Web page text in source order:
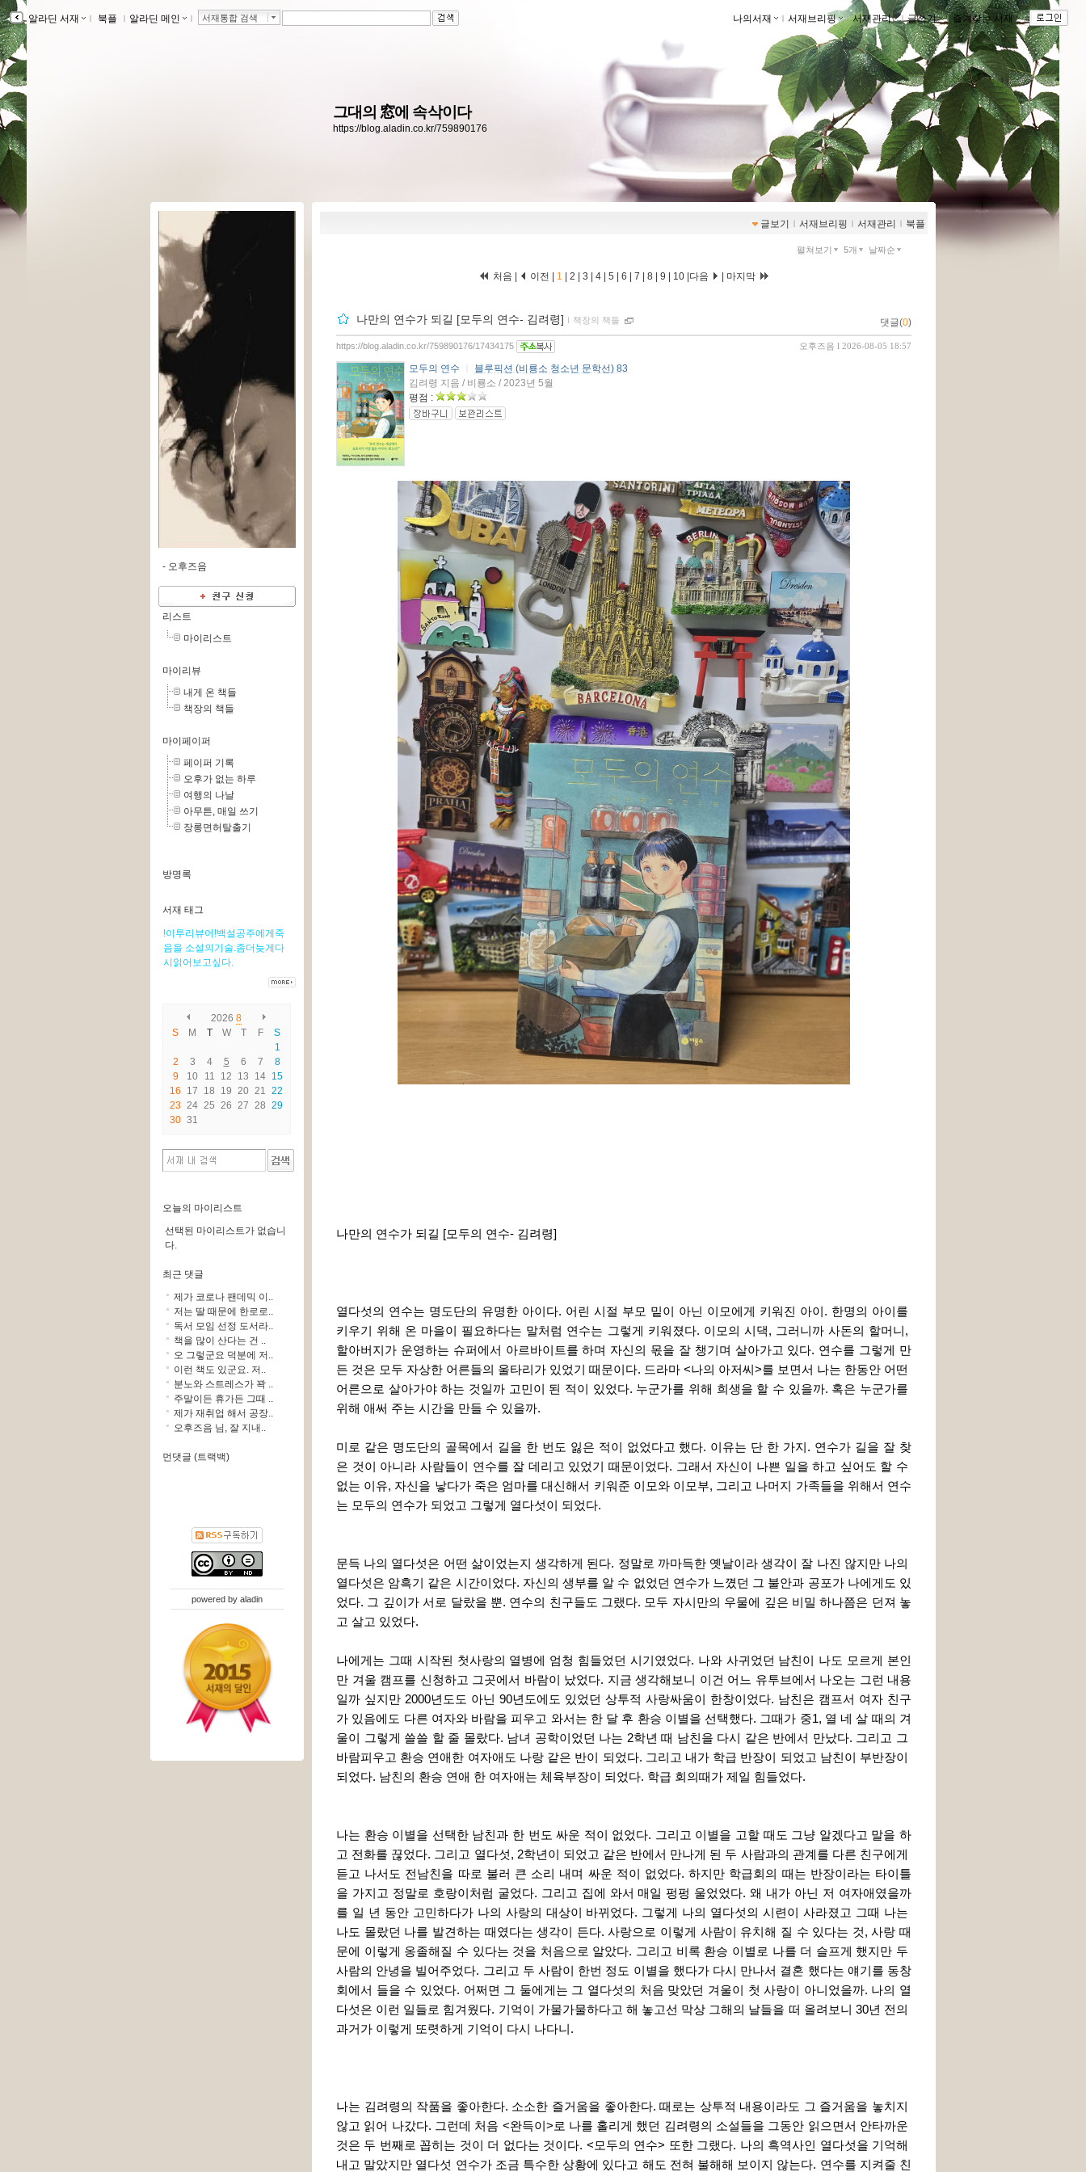
알라딘 서재 ｌ 북플 ｌ 알라딘 메인 ｌ 서재통합 검색 나의서재 ｌ 서재브리핑 ｌ서재관리 ｌ글쓰기 ｌ 즐겨찾는 서재 ｌ
그대의 窓에 속삭이다
https://blog.aladin.co.kr/759890176
글보기 ｌ 서재브리핑 ｌ 서재관리 ｌ 북플
펼쳐보기 5개 날짜순
처음 | 이전 | 1 2 3 4 5 6 7 8 9 10 다음 마지막
나만의 연수가 되길 [모두의 연수- 김려령] ｌ 책장의 책들 댓글(0)
오후즈음 l 2026-08-05 18:57
https://blog.aladin.co.kr/759890176/17434175
모두의 연수
블루픽션 (비룡소 청소년 문학선) 83
김려령 지음 / 비룡소 / 2023년 5월
평점 :
나만의 연수가 되길 [모두의 연수- 김려령]
열다섯의 연수는 명도단의 유명한 아이다. 어린 시절 부모 밑이 아닌 이모에게 키워진 아이. 한명의 아이를
키우기 위해 온 마을이 필요하다는 말처럼 연수는 그렇게 키워졌다. 이모의 시댁, 그러니까 사돈의 할머니,
할아버지가 운영하는 슈퍼에서 아르바이트를 하며 자신의 몫을 잘 챙기며 살아가고 있다. 연수를 그렇게 만
든 것은 모두 자상한 어른들의 울타리가 있었기 때문이다. 드라마 <나의 아저씨>를 보면서 나는 한동안 어떤
어른으로 살아가야 하는 것일까 고민이 된 적이 있었다. 누군가를 위해 희생을 할 수 있을까. 혹은 누군가를
위해 애써 주는 시간을 만들 수 있을까.
미로 같은 명도단의 골목에서 길을 한 번도 잃은 적이 없었다고 했다. 이유는 단 한 가지. 연수가 길을 잘 찾
은 것이 아니라 사람들이 연수를 잘 데리고 있었기 때문이었다. 그래서 자신이 나쁜 일을 하고 싶어도 할 수
없는 이유, 자신을 낳다가 죽은 엄마를 대신해서 키워준 이모와 이모부, 그리고 나머지 가족들을 위해서 연수
는 모두의 연수가 되었고 그렇게 열다섯이 되었다.
문득 나의 열다섯은 어떤 삶이었는지 생각하게 된다. 정말로 까마득한 옛날이라 생각이 잘 나진 않지만 나의
열다섯은 암흑기 같은 시간이었다. 자신의 생부를 알 수 없었던 연수가 느꼈던 그 불안과 공포가 나에게도 있
었다. 그 깊이가 서로 달랐을 뿐. 연수의 친구들도 그랬다. 모두 자시만의 우물에 깊은 비밀 하나쯤은 던져 놓
고 살고 있었다.
나에게는 그때 시작된 첫사랑의 열병에 엄청 힘들었던 시기였었다. 나와 사귀었던 남친이 나도 모르게 본인
만 겨울 캠프를 신청하고 그곳에서 바람이 났었다. 지금 생각해보니 이건 어느 유투브에서 나오는 그런 내용
일까 싶지만 2000년도도 아닌 90년도에도 있었던 상투적 사랑싸움이 한창이었다. 남친은 캠프서 여자 친구
가 있음에도 다른 여자와 바람을 피우고 와서는 한 달 후 환승 이별을 선택했다. 그때가 중1, 열 네 살 때의 겨
울이 그렇게 쓸쓸 할 줄 몰랐다. 남녀 공학이었던 나는 2학년 때 남친을 다시 같은 반에서 만났다. 그리고 그
바람피우고 환승 연애한 여자애도 나랑 같은 반이 되었다. 그리고 내가 학급 반장이 되었고 남친이 부반장이
되었다. 남친의 환승 연애 한 여자애는 체육부장이 되었다. 학급 회의때가 제일 힘들었다.
나는 환승 이별을 선택한 남친과 한 번도 싸운 적이 없었다. 그리고 이별을 고할 때도 그냥 알겠다고 말을 하
고 전화를 끊었다. 그리고 열다섯, 2학년이 되었고 같은 반에서 만나게 된 두 사람과의 관계를 다른 친구에게
듣고 나서도 전남친을 따로 불러 큰 소리 내며 싸운 적이 없었다. 하지만 학급회의 때는 반장이라는 타이틀
을 가지고 정말로 호랑이처럼 굴었다. 그리고 집에 와서 매일 펑펑 울었었다. 왜 내가 아닌 저 여자애였을까
를 일 년 동안 고민하다가 나의 사랑의 대상이 바뀌었다. 그렇게 나의 열다섯의 시련이 사라졌고 그때 나는
나도 몰랐던 나를 발견하는 때였다는 생각이 든다. 사랑으로 이렇게 사람이 유치해 질 수 있다는 것, 사랑 때
문에 이렇게 옹졸해질 수 있다는 것을 처음으로 알았다. 그리고 비록 환승 이별로 나를 더 슬프게 했지만 두
사람의 안녕을 빌어주었다. 그리고 두 사람이 한번 정도 이별을 했다가 다시 만나서 결혼 했다는 얘기를 동창
회에서 들을 수 있었다. 어쩌면 그 둘에게는 그 열다섯의 처음 맞았던 겨울이 첫 사랑이 아니었을까. 나의 열
다섯은 이런 일들로 힘겨웠다. 기억이 가물가물하다고 해 놓고선 막상 그해의 날들을 떠 올려보니 30년 전의
과거가 이렇게 또렷하게 기억이 다시 나다니.
나는 김려령의 작품을 좋아한다. 소소한 즐거움을 좋아한다. 때로는 상투적 내용이라도 그 즐거움을 놓치지
않고 읽어 나갔다. 그런데 처음 <완득이>로 나를 홀리게 했던 김려령의 소설들을 그동안 읽으면서 안타까운
것은 두 번째로 꼽히는 것이 더 없다는 것이다. <모두의 연수> 또한 그랬다. 나의 흑역사인 열다섯을 기억해
내고 말았지만 열다섯 연수가 조금 특수한 상황에 있다고 해도 전혀 불해해 보이지 않는다. 연수를 지켜줄 친
- 오후즈음
리스트
마이리스트
마이리뷰
내게 온 책들
책장의 책들
마이페이퍼
페이퍼 기록
오후가 없는 하루
여행의 나날
아무튼, 매일 쓰기
장롱면허탈출기
방명록
서재 태그
!이투리뷰어!백설공주에게죽
음을 소설의기술.좀더늦게다
시읽어보고싶다.
2026 8
S
M T W T F
S
1
2
3 4 5 6 7
8
9
10 11 12 13 14 15
16
17 18 19 20 21 22
23 24 25 26 27 28 29
30 31
오늘의 마이리스트
선택된 마이리스트가 없습니
다.
최근 댓글
제가 코로나 팬데믹 이..
저는 딸 때문에 한로로..
독서 모임 선정 도서라..
책을 많이 산다는 건 ..
오 그렇군요 덕분에 저..
이런 책도 있군요. 저..
분노와 스트레스가 꽉 ..
주말이든 휴가든 그때 ..
제가 재취업 해서 공장..
오후즈음 님, 잘 지내..
먼댓글 (트랙백)
powered by aladin